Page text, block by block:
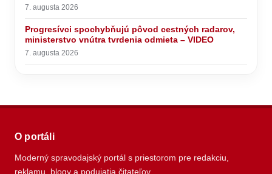
7. augusta 2026
Progresívci spochybňujú pôvod cestných radarov,
ministerstvo vnútra tvrdenia odmieta – VIDEO
7. augusta 2026
O portáli
Moderný spravodajský portál s priestorom pre redakciu,
reklamu, blogy a podujatia čitateľov.